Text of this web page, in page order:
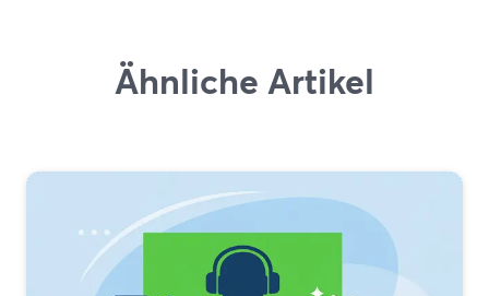
Ähnliche Artikel